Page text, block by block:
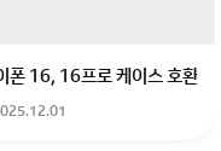
년생입니다 지금 제 내신이 5
폰 16, 16프로 케이스 호환